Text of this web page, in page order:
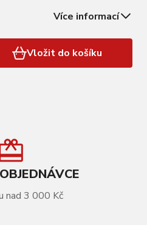
Jeden z nejlehčích a
modely…
Více informací
Vložit do košíku
nad 3 000 Kč